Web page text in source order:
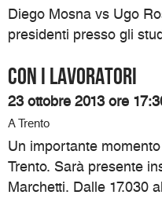
Diego Mosna vs Ugo
presidenti presso gli
Con i lavoratori
23 ottobre 2013 ore
A Trento
Un importante
Trento. Sarà presente
Marchetti. Dalle 17.030